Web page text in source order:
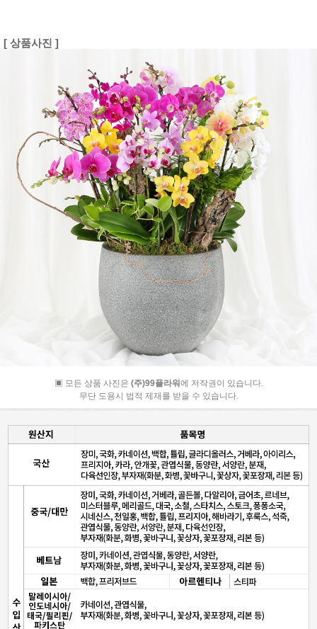
[ 상품사진 ]
▣ 모든 상품 사진은 (주)99플라워에 저작권이 있습니다.
무단 도용시 법적 제재를 받을 수 있습니다.